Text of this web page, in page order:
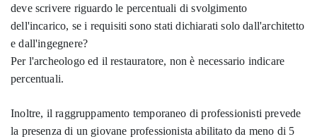
deve scrivere riguardo le percentuali di svolgimento
dell'incarico, se i requisiti sono stati dichiarati solo dall'architetto
e dall'ingegnere?
Per l'archeologo ed il restauratore, non è necessario indicare
percentuali.
Inoltre, il raggruppamento temporaneo di professionisti prevede
la presenza di un giovane professionista abilitato da meno di 5